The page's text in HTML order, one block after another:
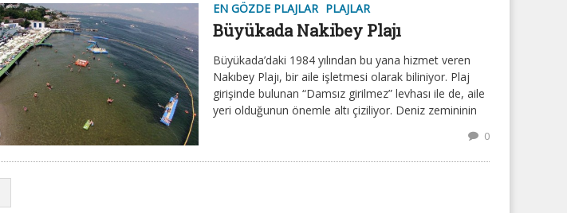
EN GÖZDE PLAJLAR PLAJLAR
Büyükada Nakibey Plajı
Büyükada’daki 1984 yılından bu yana hizmet veren
Nakıbey Plajı, bir aile işletmesi olarak biliniyor. Plaj
girişinde bulunan “Damsız girilmez” levhası ile de, aile
yeri olduğunun önemle altı çiziliyor. Deniz zemininin
0